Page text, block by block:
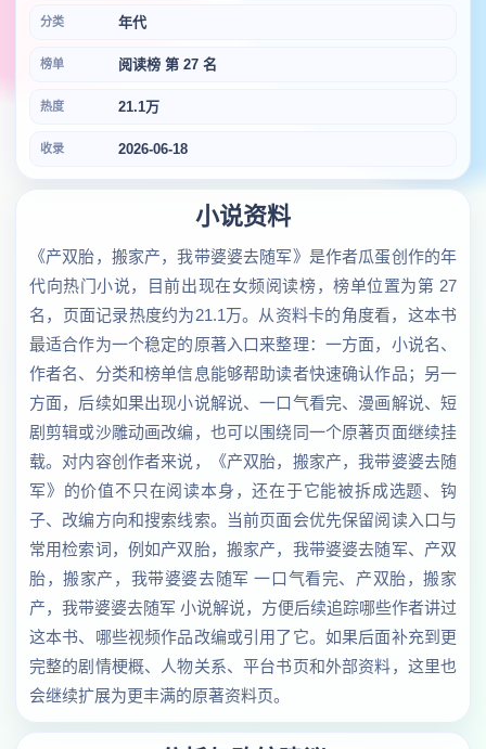
分类 年代
榜单 阅读榜 第 27 名
热度 21.1万
收录 2026-06-18
小说资料
《产双胎，搬家产，我带婆婆去随军》是作者瓜蛋创作的年
代向热门小说，目前出现在女频阅读榜，榜单位置为第 27
名，页面记录热度约为21.1万。从资料卡的角度看，这本书
最适合作为一个稳定的原著入口来整理：一方面，小说名、
作者名、分类和榜单信息能够帮助读者快速确认作品；另一
方面，后续如果出现小说解说、一口气看完、漫画解说、短
剧剪辑或沙雕动画改编，也可以围绕同一个原著页面继续挂
载。对内容创作者来说，《产双胎，搬家产，我带婆婆去随
军》的价值不只在阅读本身，还在于它能被拆成选题、钩
子、改编方向和搜索线索。当前页面会优先保留阅读入口与
常用检索词，例如产双胎，搬家产，我带婆婆去随军、产双
胎，搬家产，我带婆婆去随军 一口气看完、产双胎，搬家
产，我带婆婆去随军 小说解说，方便后续追踪哪些作者讲过
这本书、哪些视频作品改编或引用了它。如果后面补充到更
完整的剧情梗概、人物关系、平台书页和外部资料，这里也
会继续扩展为更丰满的原著资料页。